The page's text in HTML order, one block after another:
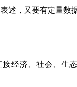
述，又要有定量数
经济、社会、 生